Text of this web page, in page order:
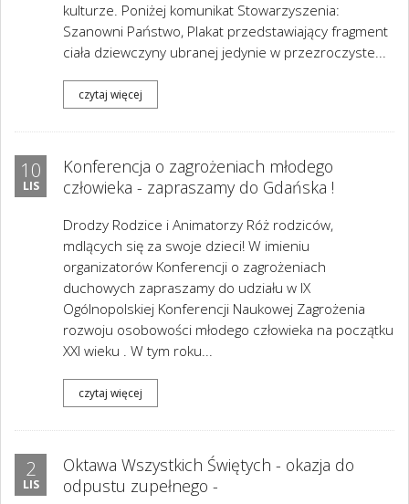
kulturze. Poniżej komunikat Stowarzyszenia:
Szanowni Państwo, Plakat przedstawiający fragment
ciała dziewczyny ubranej jedynie w przezroczyste...
czytaj więcej
10
LIS
Konferencja o zagrożeniach młodego
człowieka - zapraszamy do Gdańska !
Drodzy Rodzice i Animatorzy Róż rodziców,
mdlących się za swoje dzieci! W imieniu
organizatorów Konferencji o zagrożeniach
duchowych zapraszamy do udziału w IX
Ogólnopolskiej Konferencji Naukowej Zagrożenia
rozwoju osobowości młodego człowieka na początku
XXI wieku . W tym roku...
czytaj więcej
2
LIS
Oktawa Wszystkich Świętych - okazja do
odpustu zupełnego -